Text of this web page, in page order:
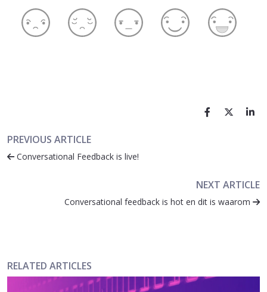
PREVIOUS ARTICLE
Conversational Feedback is live!
NEXT ARTICLE
Conversational feedback is hot en dit is waarom
RELATED ARTICLES